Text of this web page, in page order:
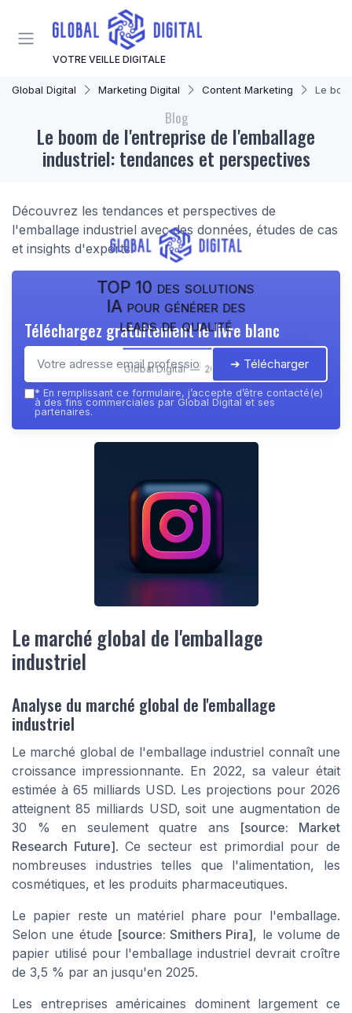
VOTRE VEILLE DIGITALE
Global Digital Marketing Digital Content Marketing Le
Blog
Le boom de l'entreprise de l'emballage
industriel: tendances et perspectives
Découvrez les tendances et perspectives de
l'emballage industriel avec des données, études de cas
et insights d'experts.
TOP 10 des solutions
IA pour générer des
leads de qualité
Global Digital — 2026
Téléchargez gratuitement le livre blanc
➔ Télécharger
* En remplissant ce formulaire, j’accepte d’être contacté(e)
à des fins commerciales par Global Digital et ses
partenaires.
Le marché global de l'emballage
industriel
Analyse du marché global de l'emballage
industriel
Le marché global de l'emballage industriel connaît une
croissance impressionnante. En 2022, sa valeur était
estimée à 65 milliards USD. Les projections pour 2026
atteignent 85 milliards USD, soit une augmentation de
30 % en seulement quatre ans [source: Market
Research Future]. Ce secteur est primordial pour de
nombreuses industries telles que l'alimentation, les
cosmétiques, et les produits pharmaceutiques.
Le papier reste un matériel phare pour l'emballage.
Selon une étude [source: Smithers Pira], le volume de
papier utilisé pour l'emballage industriel devrait croître
de 3,5 % par an jusqu'en 2025.
Les entreprises américaines dominent largement ce
Panneau de gestion des cookies